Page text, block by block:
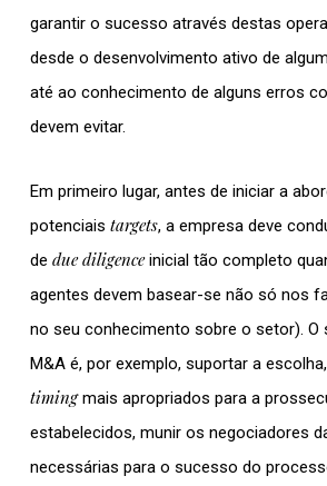
garantir o sucesso através destas
desde o desenvolvimento ativo de
até ao conhecimento de alguns erros
devem evitar.
Em primeiro lugar, antes de iniciar a
potenciais targets, a empresa deve
de due diligenceinicial tão completo
agentes devem basear-se não só nos
no seu conhecimento sobre o setor). O
M&A é, por exemplo, suportar a
timingmais apropriados para a
estabelecidos, munir os negociadores
necessárias para o sucesso do